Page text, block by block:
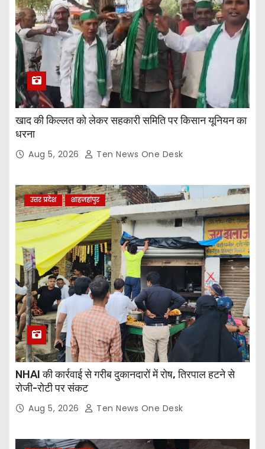
खाद की किल्लत को लेकर सहकारी समिति पर किसान यूनियन का
धरना
Aug 5, 2026 Ten News One Desk
उत्तर प्रदेश शाहजहांपुर
NHAI की कार्रवाई से गरीब दुकानदारों में रोष, तिरपाल हटने से
रोजी-रोटी पर संकट
Aug 5, 2026 Ten News One Desk